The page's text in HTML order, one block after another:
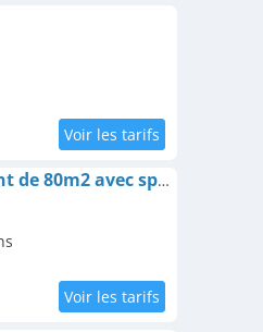
La Suite de Chantilly - Appartement de 80m2 avec spa privé !